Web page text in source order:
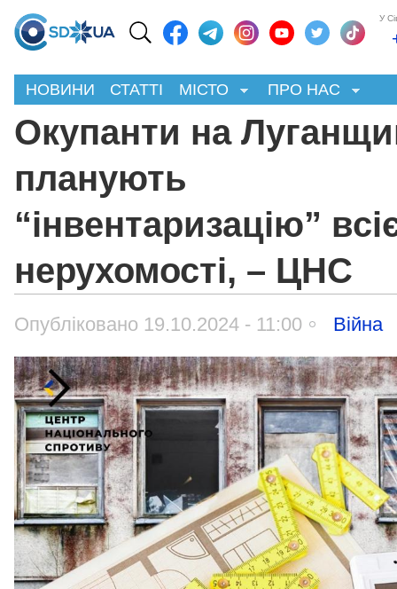
У
НОВИНИ СТАТТІ МІСТО ПРО НАС
Окупанти на
планують
“інвентаризацію”
нерухомості, – ЦНС
Опубліковано 19.10.2024 - 11:00 Війна